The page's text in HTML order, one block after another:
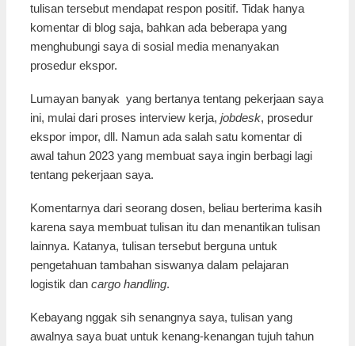
tulisan tersebut mendapat respon positif. Tidak hanya
komentar di blog saja, bahkan ada beberapa yang
menghubungi saya di sosial media menanyakan
prosedur ekspor.
Lumayan banyak yang bertanya tentang pekerjaan saya
ini, mulai dari proses interview kerja, jobdesk, prosedur
ekspor impor, dll. Namun ada salah satu komentar di
awal tahun 2023 yang membuat saya ingin berbagi lagi
tentang pekerjaan saya.
Komentarnya dari seorang dosen, beliau berterima kasih
karena saya membuat tulisan itu dan menantikan tulisan
lainnya. Katanya, tulisan tersebut berguna untuk
pengetahuan tambahan siswanya dalam pelajaran
logistik dan cargo handling.
Kebayang nggak sih senangnya saya, tulisan yang
awalnya saya buat untuk kenang-kenangan tujuh tahun